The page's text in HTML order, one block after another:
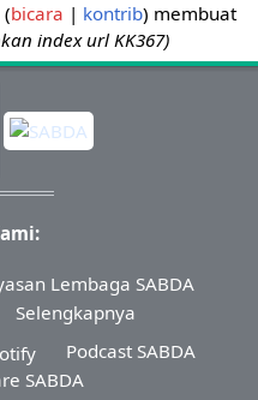
bicara kontrib membuat
index url KK367)
Lembaga SABDA
Selengkapnya
Podcast SABDA
SABDA